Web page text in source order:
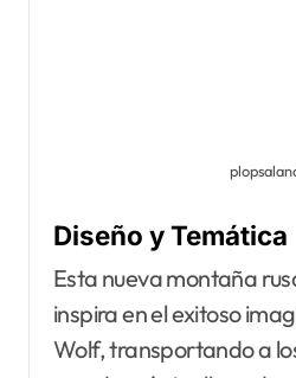
Diseño y Temática
Esta nueva montaña
inspira en el exitoso
Wolf, transportando a